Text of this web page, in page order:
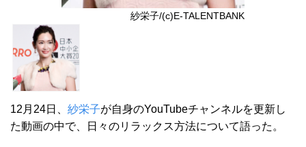
紗栄子/(c)E-TALENTBANK
12月24日、 紗栄子が自身のYouTubeチャンネルを更新し
た動画の中で、日々のリラックス方法について語った。